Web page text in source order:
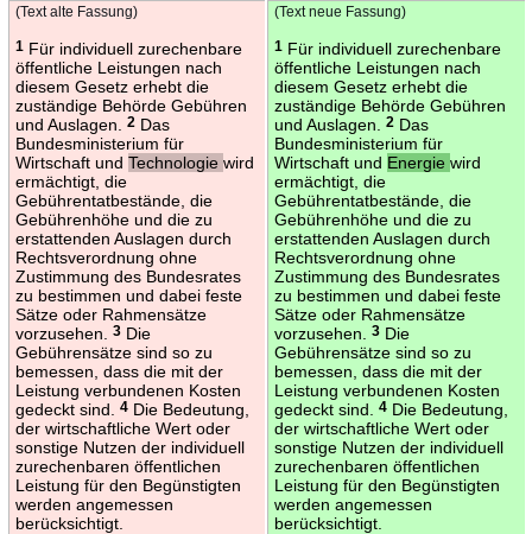
(Text alte Fassung)
1Für individuell zurechenbare
öffentliche Leistungen nach
diesem Gesetz erhebt die
zuständige Behörde Gebühren
und Auslagen.
2Das
Bundesministerium für
Wirtschaft und Technologie wird
ermächtigt, die
Gebührentatbestände, die
Gebührenhöhe und die zu
erstattenden Auslagen durch
Rechtsverordnung ohne
Zustimmung des Bundesrates
zu bestimmen und dabei feste
Sätze oder Rahmensätze
vorzusehen.
3Die
Gebührensätze sind so zu
bemessen, dass die mit der
Leistung verbundenen Kosten
gedeckt sind.
4Die Bedeutung,
der wirtschaftliche Wert oder
sonstige Nutzen der individuell
zurechenbaren öffentlichen
Leistung für den Begünstigten
werden angemessen
berücksichtigt.
(Text neue Fassung)
1Für individuell zurechenbare
öffentliche Leistungen nach
diesem Gesetz erhebt die
zuständige Behörde Gebühren
und Auslagen.
2Das
Bundesministerium für
Wirtschaft und Energie wird
ermächtigt, die
Gebührentatbestände, die
Gebührenhöhe und die zu
erstattenden Auslagen durch
Rechtsverordnung ohne
Zustimmung des Bundesrates
zu bestimmen und dabei feste
Sätze oder Rahmensätze
vorzusehen.
3Die
Gebührensätze sind so zu
bemessen, dass die mit der
Leistung verbundenen Kosten
gedeckt sind.
4Die Bedeutung,
der wirtschaftliche Wert oder
sonstige Nutzen der individuell
zurechenbaren öffentlichen
Leistung für den Begünstigten
werden angemessen
berücksichtigt.